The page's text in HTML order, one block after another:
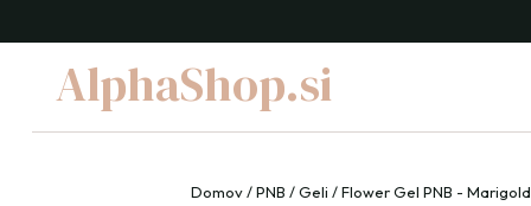
AlphaShop.si
Domov/PNB /Geli / Flower Gel PNB -